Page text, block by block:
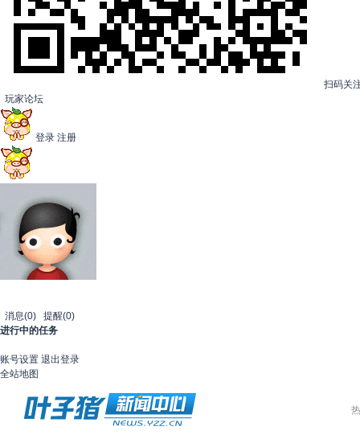
扫码关
玩家论坛
登录 注册
消息(0) 提醒(0)
进行中的任务
账号设置 退出登录
全站地图